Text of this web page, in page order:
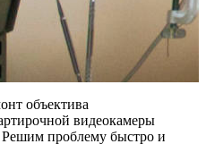
объектива
видеокамеры
проблему быстро и